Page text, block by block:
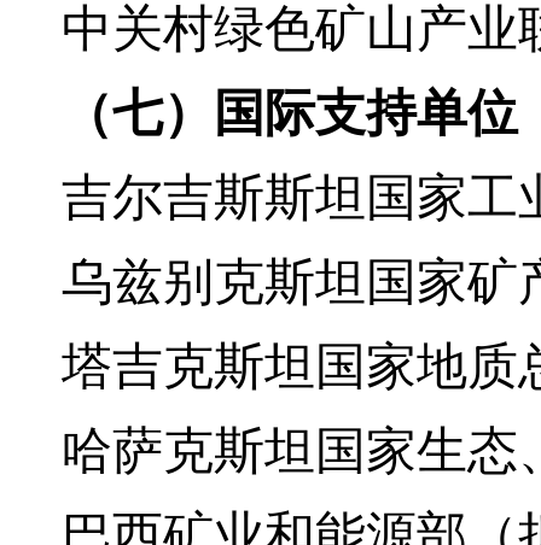
中关村绿色矿山产业
（七）国际支持单位
吉尔吉斯斯坦国家工
乌兹别克斯坦 国家矿
塔吉克斯坦 国家地质
哈萨克斯坦 国家生态